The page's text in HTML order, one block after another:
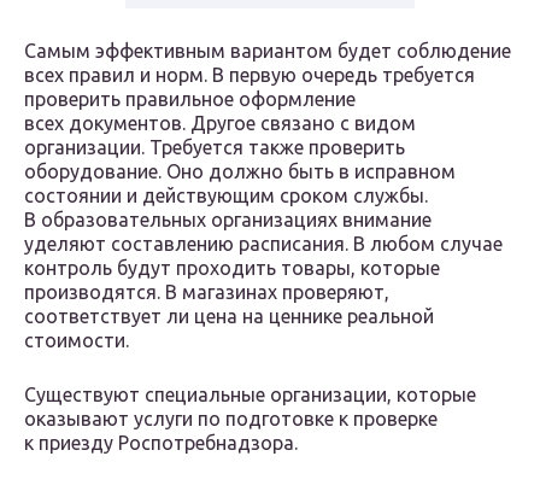
Самым эффективным вариантом будет соблюдение
всех правил и норм. В первую очередь требуется
проверить правильное оформление
всех документов. Другое связано с видом
организации. Требуется также проверить
оборудование. Оно должно быть в исправном
состоянии и действующим сроком службы.
В образовательных организациях внимание
уделяют составлению расписания. В любом случае
контроль будут проходить товары, которые
производятся. В магазинах проверяют,
соответствует ли цена на ценнике реальной
стоимости.
Существуют специальные организации, которые
оказывают услуги по подготовке к проверке
к приезду Роспотребнадзора.